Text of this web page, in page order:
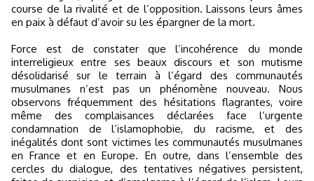
course de la rivalité et de l’opposition. Laissons leurs âmes
en paix à défaut d’avoir su les épargner de la mort.
Force est de constater que l’incohérence du monde
interreligieux entre ses beaux discours et son mutisme
désolidarisé sur le terrain à l’égard des communautés
musulmanes n’est pas un phénomène nouveau. Nous
observons fréquemment des hésitations flagrantes, voire
même des complaisances déclarées face l’urgente
condamnation de l’islamophobie, du racisme, et des
inégalités dont sont victimes les communautés musulmanes
en France et en Europe. En outre, dans l’ensemble des
cercles du dialogue, des tentatives négatives persistent,